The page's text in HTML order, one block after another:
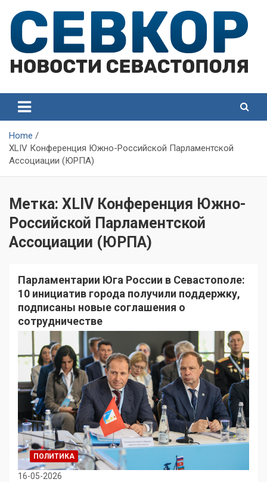
content
Севастополя
Севастополя
Home
XLIV Конференция Южно-Российской Парламентской
Ассоциации (ЮРПА)
Метка: XLIV Конференция Южно-
Российской Парламентской
Ассоциации (ЮРПА)
Парламентарии Юга России в Севастополе:
10 инициатив города получили поддержку,
подписаны новые соглашения о
сотрудничестве
ПОЛИТИКА
16-05-2026